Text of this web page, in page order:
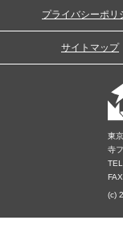
プライバシーポリ
サイトマップ
東
寺
(c)